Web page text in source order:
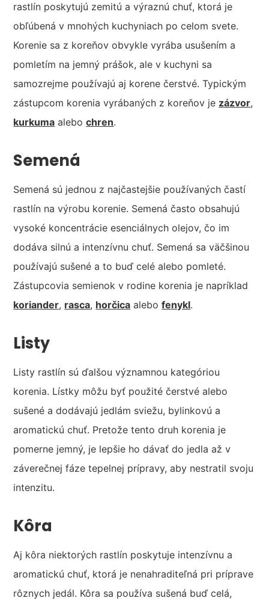
rastlín poskytujú zemitú a výraznú chuť, ktorá je
obľúbená v mnohých kuchyniach po celom svete.
Korenie sa z koreňov obvykle vyrába usušením a
pomletím na jemný prášok, ale v kuchyni sa
samozrejme používajú aj korene čerstvé. Typickým
zástupcom korenia vyrábaných z koreňov je zázvor,
kurkuma alebochren.
Semená
Semená sú jednou z najčastejšie používaných častí
rastlín na výrobu korenie. Semená často obsahujú
vysoké koncentrácie esenciálnych olejov, čo im
dodáva silnú a intenzívnu chuť. Semená sa väčšinou
používajú sušené a to buď celé alebo pomleté.
Zástupcovia semienok v rodine korenia je napríklad
koriander, rasca, horčica alebofenykl.
Listy
Listy rastlín sú ďalšou významnou kategóriou
korenia. Lístky môžu byť použité čerstvé alebo
sušené a dodávajú jedlám sviežu, bylinkovú a
aromatickú chuť. Pretože tento druh korenia je
pomerne jemný, je lepšie ho dávať do jedla až v
záverečnej fáze tepelnej prípravy, aby nestratil svoju
intenzitu.
Kôra
Aj kôra niektorých rastlín poskytuje intenzívnu a
aromatickú chuť, ktorá je nenahraditeľná pri príprave
rôznych jedál. Kôra sa používa sušená buď celá,